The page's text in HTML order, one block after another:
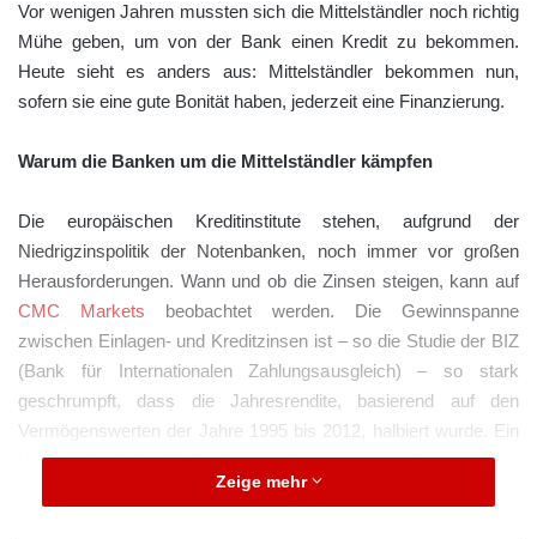
Vor wenigen Jahren mussten sich die Mittelständler noch richtig
Mühe geben, um von der Bank einen Kredit zu bekommen.
Heute sieht es anders aus: Mittelständler bekommen nun,
sofern sie eine gute Bonität haben, jederzeit eine Finanzierung.
Warum die Banken um die Mittelständler kämpfen
Die europäischen Kreditinstitute stehen, aufgrund der
Niedrigzinspolitik der Notenbanken, noch immer vor großen
Herausforderungen. Wann und ob die Zinsen steigen, kann auf
CMC Markets beobachtet werden. Die Gewinnspanne
zwischen Einlagen- und Kreditzinsen ist – so die Studie der BIZ
(Bank für Internationalen Zahlungsausgleich) – so stark
geschrumpft, dass die Jahresrendite, basierend auf den
Vermögenswerten der Jahre 1995 bis 2012, halbiert wurde. Ein
Umstand, auf den die Banken reagieren mussten. Heute sind es
vorwiegend provisionsträchtige Produkte, die Mittelständler
Zeige mehr